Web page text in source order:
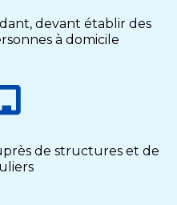
devant établir des
à domicile
de structures et de